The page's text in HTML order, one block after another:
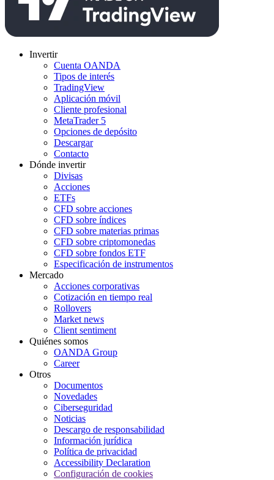
Invertir
Cuenta OANDA
Tipos de interés
TradingView
Aplicación móvil
Cliente profesional
MetaTrader 5
Opciones de depósito
Descargar
Contacto
Dónde invertir
Divisas
Acciones
ETFs
CFD sobre acciones
CFD sobre índices
CFD sobre materias primas
CFD sobre criptomonedas
CFD sobre fondos ETF
Especificación de instrumentos
Mercado
Acciones corporativas
Cotización en tiempo real
Rollovers
Market news
Client sentiment
Quiénes somos
OANDA Group
Career
Otros
Documentos
Novedades
Ciberseguridad
Noticias
Descargo de responsabilidad
Información jurídica
Política de privacidad
Accessibility Declaration
Configuración de cookies